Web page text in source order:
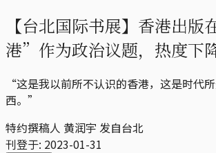
【台北国际书展】香港出
港”作为政治议题，热度下
“这是我以前所不认识的香港，这是时代
西。”
特约撰稿人 黄润宇 发自台北
刊登于: 2023-01-31